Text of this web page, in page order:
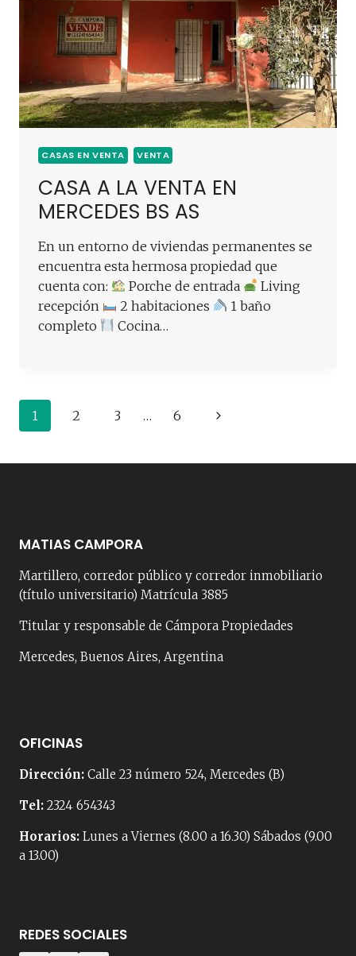
CASAS EN VENTA VENTA
CASA A LA VENTA EN
MERCEDES BS AS
En un entorno de viviendas permanentes se
encuentra esta hermosa propiedad que
cuenta con:
Porche de entrada
Living
recepción
2 habitaciones
1 baño
completo
Cocina…
Navegación
1 2 3 … 6
Siguiente
MATIAS CAMPORA
Martillero, corredor público y corredor inmobiliario
(título universitario) Matrícula 3885
Titular y responsable de Cámpora Propiedades
Mercedes, Buenos Aires, Argentina
OFICINAS
Dirección: Calle 23 número 524, Mercedes (B)
Tel: 2324 654343
Horarios: Lunes a Viernes (8.00 a 16.30) Sábados (9.00
a 13.00)
REDES SOCIALES